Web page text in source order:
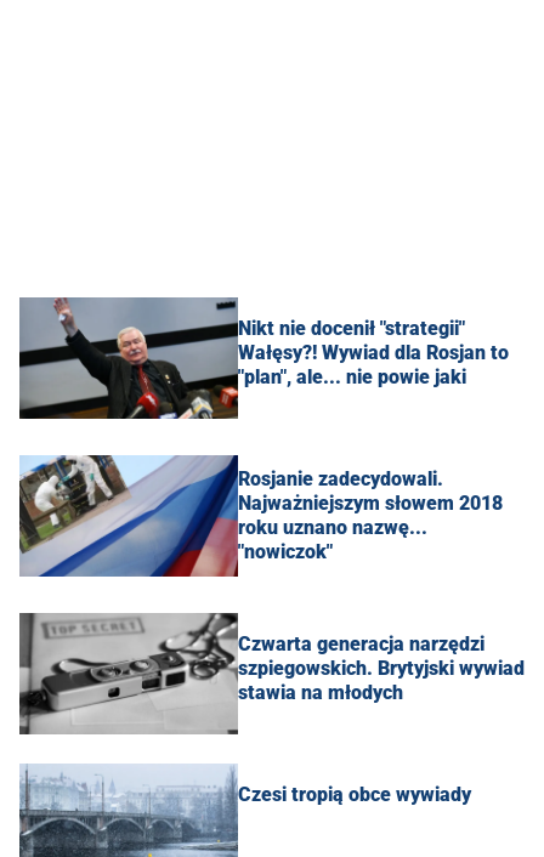
Nikt nie docenił "strategii"
Wałęsy?! Wywiad dla Rosjan to
"plan", ale... nie powie jaki
Rosjanie zadecydowali.
Najważniejszym słowem 2018
roku uznano nazwę...
"nowiczok"
Czwarta generacja narzędzi
szpiegowskich. Brytyjski wywiad
stawia na młodych
Czesi tropią obce wywiady